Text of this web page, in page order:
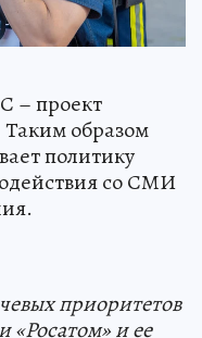
– проект
образом
политику
со СМИ
приоритетов
«Росатом» и ее